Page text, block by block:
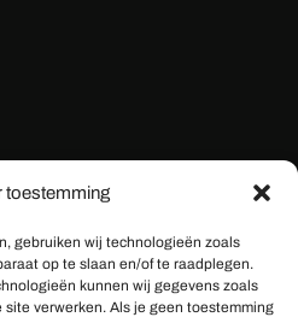
toestemming
gebruiken wij technologieën zoals
op te slaan en/of te raadplegen.
kunnen wij gegevens zoals
verwerken. Als je geen toestemming